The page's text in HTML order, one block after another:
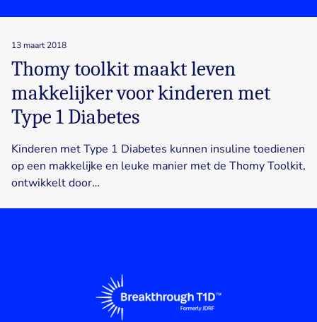
13 maart 2018
Thomy toolkit maakt leven
makkelijker voor kinderen met
Type 1 Diabetes
Kinderen met Type 1 Diabetes kunnen insuline toedienen
op een makkelijke en leuke manier met de Thomy Toolkit,
ontwikkelt door…